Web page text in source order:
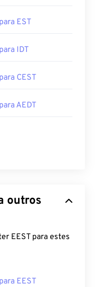
EST
IDT
CEST
AEDT
outros
EEST para estes
EEST